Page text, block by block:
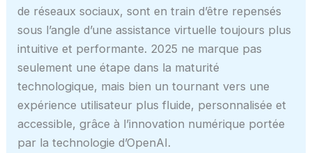
de réseaux sociaux, sont en train d’être repensés
sous l’angle d’une assistance virtuelle toujours plus
intuitive et performante. 2025 ne marque pas
seulement une étape dans la maturité
technologique, mais bien un tournant vers une
expérience utilisateur plus fluide, personnalisée et
accessible, grâce à l’innovation numérique portée
par la technologie d’OpenAI.